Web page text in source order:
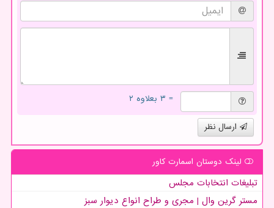
= ۳ بعلاوه ۲
ارسال نظر
لینک دوستان اسمارت كاور
تبلیغات انتخابات مجلس
مستر گرین وال | مجری و طراح انواع دیوار سبز